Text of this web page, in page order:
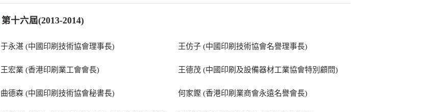
第十六屆(2013-2014)
于永湛 (中國印刷技術協會理事長) 王仿子 (中國印刷技術協會名譽理事長)
王宏業 (香港印刷業工會會長) 王德茂 (中國印刷及設備器材工業協會特別顧問)
曲德森 (中國印刷技術協會秘書長) 何家鏗 (香港印刷業商會永遠名譽會長)